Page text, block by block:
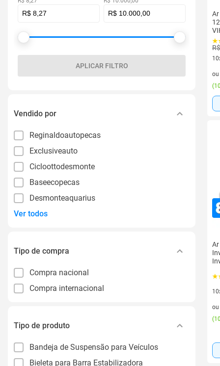
APLICAR FILTRO
Vendido por
Reginaldoautopecas
Exclusiveauto
Cicloottodesmonte
Baseecopecas
Desmonteaquarius
Ver todos
Tipo de compra
Compra nacional
Compra internacional
Tipo de produto
Bandeja de Suspensão para Veículos
Bieleta para Barra Estabilizadora
ou
(
Ar
ou
(